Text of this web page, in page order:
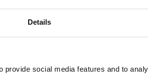
Details
social media features and to